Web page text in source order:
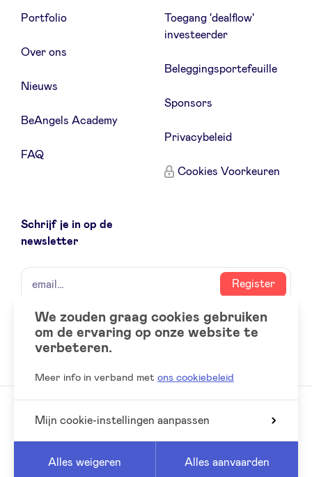
BeAngels Luxemburg
NXT Brussels - Investeerders groep
Privacy Policy
Toegang 'dealflow' investeerder
nl fr
en
Portfolio
Over ons
Nieuws
BeAngels Academy
FAQ
Toegang 'dealflow'
investeerder
Beleggingsportefeuille
Sponsors
Privacybeleid
Cookies Voorkeuren
Schrijf je in op de
newsletter
naam
email
Register
Social
accounts
LinkedIn
© 2026 BeAngels, alle rechten voorbehouden
We zouden graag cookies gebruiken
om de ervaring op onze website te
verbeteren.
Meer info in verband met ons cookiebeleid
Mijn cookie-instellingen aanpassen
Alles weigeren Alles aanvaarden